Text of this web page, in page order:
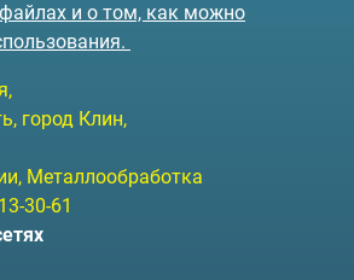
и о том, как можно
город Клин,
Металлообработка
30-61